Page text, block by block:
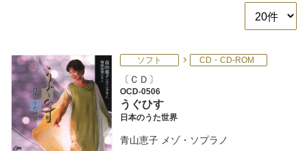
ソフト CD・CD-ROM
ＣＤ
OCD-0506
うぐひす
日本のうた世界
青山恵子 メゾ・ソプラノ